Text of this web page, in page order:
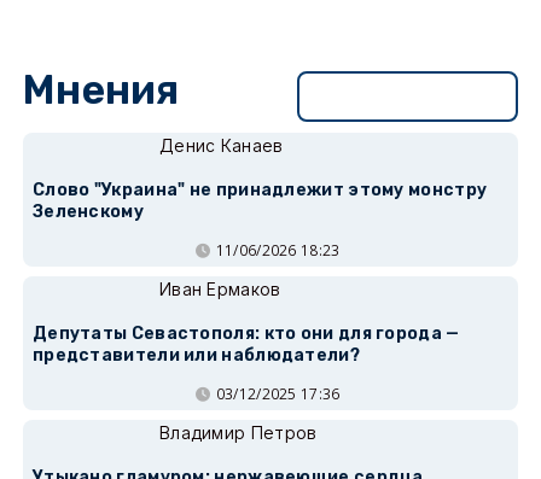
Мнения
Денис Канаев
Слово "Украина" не принадлежит этому монстру
Зеленскому
11/06/2026 18:23
Иван Ермаков
Депутаты Севастополя: кто они для города —
представители или наблюдатели?
03/12/2025 17:36
Владимир Петров